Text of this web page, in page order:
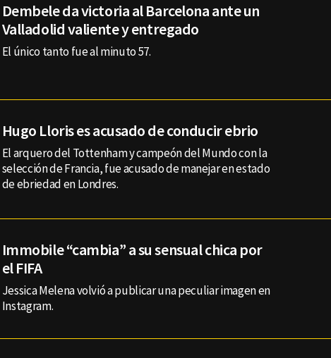
Dembele da victoria al Barcelona ante un
Valladolid valiente y entregado
El único tanto fue al minuto 57.
Hugo Lloris es acusado de conducir ebrio
El arquero del Tottenham y campeón del Mundo con la
selección de Francia, fue acusado de manejar en estado
de ebriedad en Londres.
Immobile “cambia” a su sensual chica por
el FIFA
Jessica Melena volvió a publicar una peculiar imagen en
Instagram.